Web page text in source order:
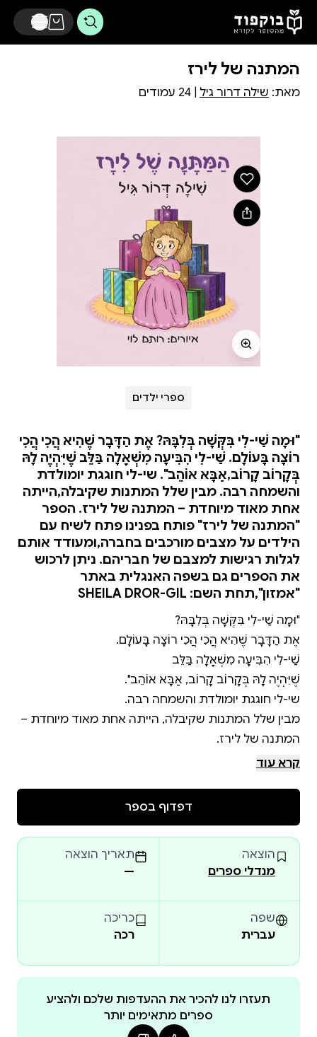
דלג לתוכן הראשי
המתנה של לירז
מאת: שילה דרור גיל
ספרי ילדים
"וּמָה שַׁי-לִי בִּקְּשָׁה בְּלִבָּהּ? אֶת הַדָּבָר שֶׁהִיא הֲכִי הֲכִי
רוֹצָה בָּעוֹלָם. שַׁי-לִי הִבִּיעָה מִשְׁאָלָה בַּלֵּב שֶׁיִּהְיֶה לָהּ
בְּקָרוֹב קָרוֹב,אַבָּא אוֹהֵב". שי-לי חוגגת יומולדת
והשמחה רבה. מבין שלל המתנות שקיבלה,הייתה
אחת מאוד מיוחדת – המתנה של לירז. הספר
"המתנה של לירז" פותח בפנינו פתח לשיח עם
הילדים על מצבים מורכבים בחברה,ומעודד אותם
לגלות רגישות למצבם של חבריהם. ניתן לרכוש
את הספרים גם בשפה האנגלית באתר
"אמזון",תחת השם: SHEILA DROR-GIL
מבין שלל המתנות שקיבלה, הייתה אחת מאוד מיוחדת –
הספר "המתנה של לירז" פותח בפנינו פתח לשיח עם
ניתן לרכוש את הספרים גם בשפה האנגלית באתר
"אמזון", תחת השם: SHEILA DROR-GIL
קרא עוד
דפדוף בספר
הוצאה
מנדלי ספרים
תאריך הוצאה
—
שפה
עברית
כריכה
רכה
תעזרו לנו להכיר את ההעדפות שלכם ולהציע
ספרים מתאימים יותר